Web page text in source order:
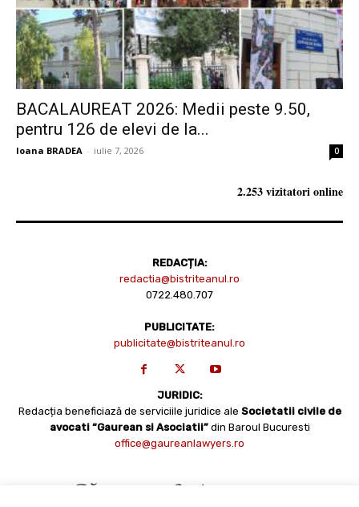
BACALAUREAT 2026: Medii peste 9.50,
pentru 126 de elevi de la...
Ioana BRADEA - iulie 7, 2026 0
2.253 vizitatori online
REDACȚIA:
redactia@bistriteanul.ro
0722.480.707
PUBLICITATE:
publicitate@bistriteanul.ro
JURIDIC:
Redacția beneficiază de serviciile juridice ale Societatii civile de
avocati “Gaurean si Asociatii” din Baroul Bucuresti
office@gaureanlawyers.ro